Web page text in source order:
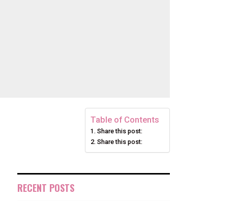
Table of Contents
Share this post:
Share this post:
RECENT POSTS